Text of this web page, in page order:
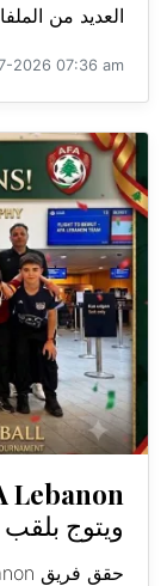
العديد من
2026 07:36 am
ويتوج بلقب Dana Cup العالمية